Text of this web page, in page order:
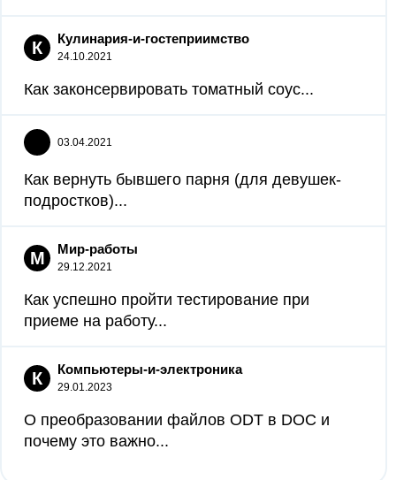
К Кулинария-и-гостеприимство
24.10.2021
Как законсервировать томатный соус...
03.04.2021
Как вернуть бывшего парня (для девушек-
подростков)...
М Мир-работы
29.12.2021
Как успешно пройти тестирование при
приеме на работу...
К Компьютеры-и-электроника
29.01.2023
О преобразовании файлов ODT в DOC и
почему это важно...